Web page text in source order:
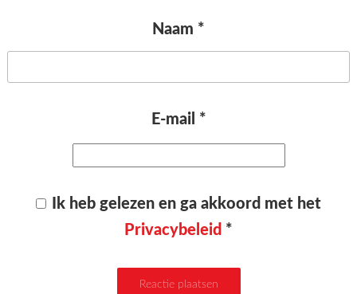
Naam *
E-mail *
Ik heb gelezen en ga akkoord met het
Privacybeleid *